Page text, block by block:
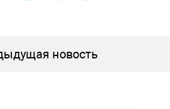
новость